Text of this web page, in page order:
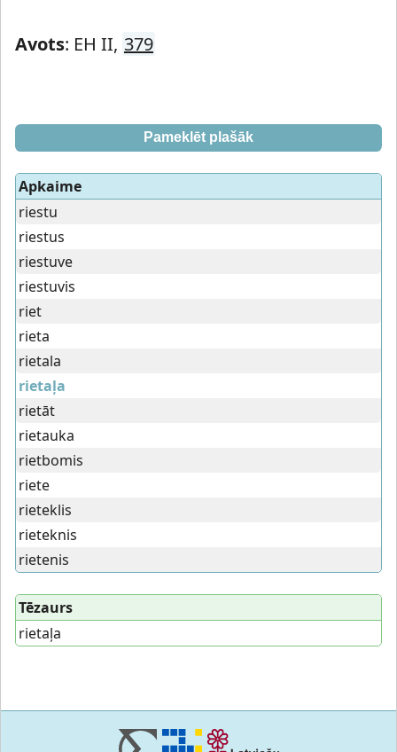
Avots: EH II, 379
Pameklēt plašāk
Apkaime
riestu
riestus
riestuve
riestuvis
riet
rieta
rietala
rietaļa
rietāt
rietauka
rietbomis
riete
rieteklis
rieteknis
rietenis
Tēzaurs
rietaļa